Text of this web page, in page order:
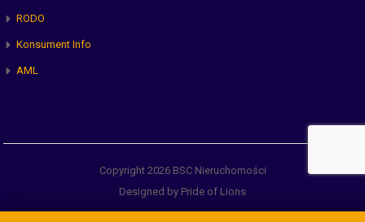
RODO
Konsument Info
AML
Copyright 2026 BSC Nieruchomości
Designed by Pride of Lions